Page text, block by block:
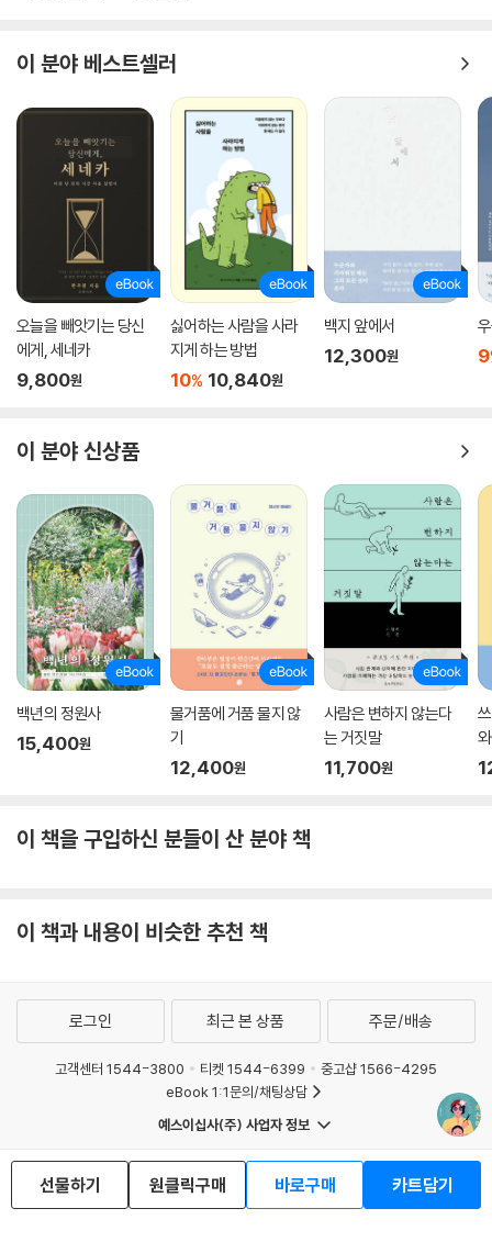
이 분야 베스트셀러
오늘을 빼앗기는 당신
에게, 세네카
9,800원
싫어하는 사람을 사라
지게 하는 방법
10% 10,840원
백지 앞에서
12,300원 9
이 분야 신상품
백년의 정원사
15,400원
물거품에 거품 물지 않
기
12,400원
사람은 변하지 않는다
는 거짓말
11,700원
이 책을 구입하신 분들이 산 분야 책
이 책과 내용이 비슷한 추천 책
선물하기 원클릭구매 바로구매 카트담기
로그인 최근 본 상품 주문/배송
고객센터 1544-3800 티켓 1544-6399
중고샵 1566-4295
eBook 1:1문의/채팅상담
예스이십사(주) 사업자 정보
PC버전
회사소개
거래처관계자께
도서홍보